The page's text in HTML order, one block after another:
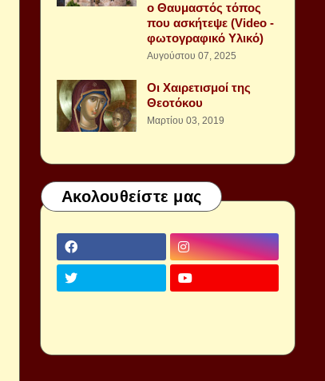
ο Θαυμαστός τόπος
που ασκήτεψε (Video -
φωτογραφικό Υλικό)
Αυγούστου 07, 2025
Οι Χαιρετισμοί της
Θεοτόκου
Μαρτίου 03, 2019
Ακολουθείστε μας